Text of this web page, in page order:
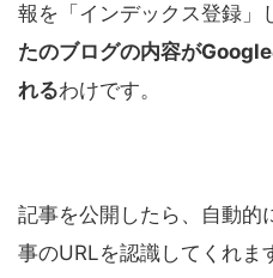
報を「インデックス登録」
たのブログの内容が
れるわけです。
記事を公開したら、自動的
事のURLを認識してくれま